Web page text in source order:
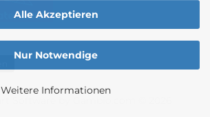
Alle Akzeptieren
Nur Notwendige
Weitere Informationen